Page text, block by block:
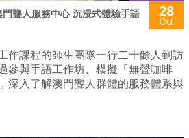
聾人服務中心 沉浸式體驗手語
28
Oct
作課程的師生團隊一行二十餘人到訪
參與手語工作坊、模擬「無聲咖啡
深入了解澳門聾人群體的服務體系與